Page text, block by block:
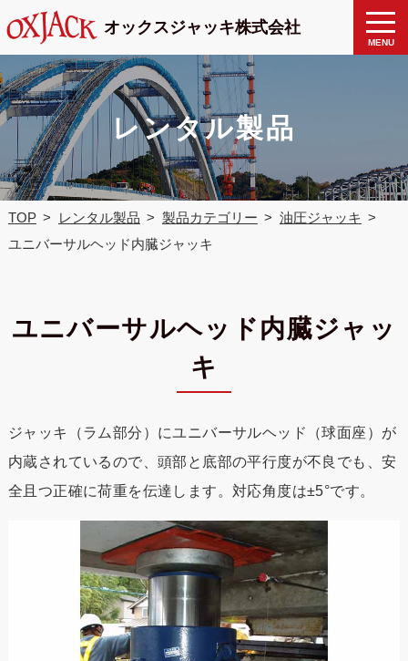
オックスジャッキ株式会社
toggle
MENU
製品検
索
レンタル製品
TOP レンタル製品 製品カテゴリー
油圧ジャッキ
ユニバーサルヘッド内臓ジャッキ
ユニバーサルヘッド内臓ジャッ
キ
ジャッキ（ラム部分）にユニバーサルヘッド（球面座）が
内蔵されているので、頭部と底部の平行度が不良でも、安
全且つ正確に荷重を伝達します。対応角度は±5°です。